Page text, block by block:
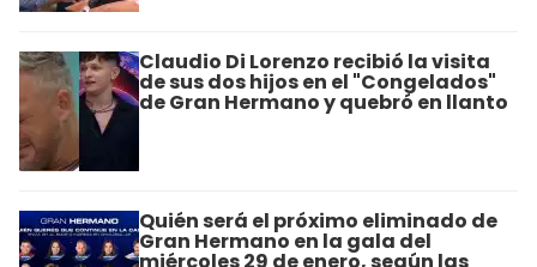
Claudio Di Lorenzo recibió la visita
de sus dos hijos en el "Congelados"
de Gran Hermano y quebró en llanto
Quién será el próximo eliminado de
Gran Hermano en la gala del
miércoles 29 de enero, según las